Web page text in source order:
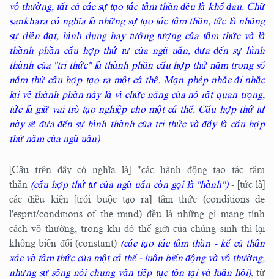
vô thường, tất cả các sự tạo tác tâm thần đều là khổ đau. Chữ
sankhara có nghĩa là những sự tạo tác tâm thần, tức là nhũng
sự diễn đạt, hình dung hay tưởng tượng của tâm thức và là
thầnh phần cấu hợp thứ tư của ngũ uẩn, đưa đến sự hình
thành của "tri thức" là thành phần cấu hợp thứ năm trong số
năm thứ cấu hợp tạo ra một cá thể. Mạn phép nhắc đi nhắc
lại về thành phần này là vì chức năng của nó rất quan trọng,
tức là giữ vai trò tạo nghiệp cho một cá thể. Cấu hợp thứ tư
này sẽ đưa đến sự hình thành của tri thức và đấy là cấu hợp
thứ năm của ngũ uẩn)
[Câu trên đây có nghĩa là] "các hành động tạo tác tâm
thần (cấu hợp thứ tư của ngũ uẩn còn gọi là "hành")- [tức là]
các điều kiện [trói buộc tạo ra] tâm thức (conditions de
l'esprit/conditions of the mind) đều là những gì mang tính
cách vô thường, trong khi đó thế giới của chúng sinh thì lại
không biến đổi (constant) (các tạo tác tâm thần - kể cả thân
xác và tâm thức của một cá thể - luôn biến động và vô thường,
nhưng sự sống nói chung vẫn tiếp tục tồn tại và luân hồi), từ